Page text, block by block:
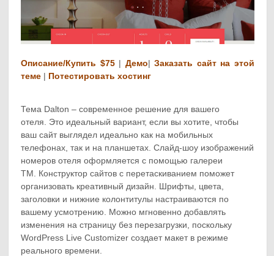
Описание/Купить $75| Демо|Заказать сайт на этой
теме | Потестировать хостинг
Тема Dalton – современное решение для вашего
отеля. Это идеальный вариант, если вы хотите, чтобы
ваш сайт выглядел идеально как на мобильных
телефонах, так и на планшетах. Слайд-шоу изображений
номеров отеля оформляется с помощью галереи
TM. Конструктор сайтов с перетаскиванием поможет
организовать креативный дизайн. Шрифты, цвета,
заголовки и нижние колонтитулы настраиваются по
вашему усмотрению. Можно мгновенно добавлять
изменения на страницу без перезагрузки, поскольку
WordPress Live Customizer создает макет в режиме
реального времени.